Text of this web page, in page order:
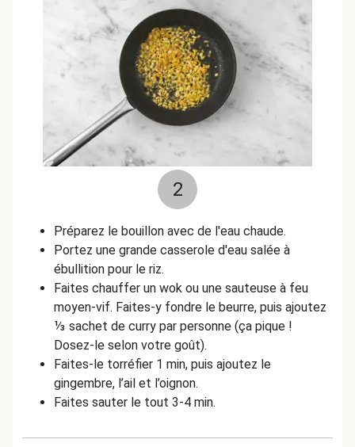
2
Préparez le bouillon avec de l'eau chaude.
Portez une grande casserole d'eau salée à
ébullition pour le riz.
Faites chauffer un wok ou une sauteuse à feu
moyen-vif. Faites-y fondre le beurre, puis ajoutez
⅓ sachet de curry par personne (ça pique !
Dosez-le selon votre goût).
Faites-le torréfier 1 min, puis ajoutez le
gingembre, l’ail et l’oignon.
Faites sauter le tout 3-4 min.